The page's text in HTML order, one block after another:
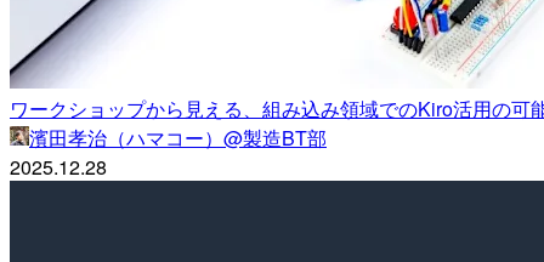
ワークショップから見える、組み込み領域でのKiro活用の可
濱田孝治（ハマコー）@製造BT部
2025.12.28